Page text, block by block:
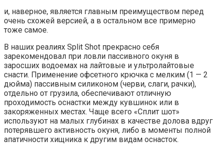
и, наверное, является главным преимуществом перед
очень схожей версией, а в остальном все примерно
тоже самое.
В наших реалиях Split Shot прекрасно себя
зарекомендовал при ловли пассивного окуня в
заросших водоемах на лайтовые и ультролайтовые
снасти. Применение офсетного крючка с мелким (1 — 2
дюйма) пассивным силиконом (черви, слаги, рачки),
отдельно от грузила, обеспечивают отличную
проходимость оснастки между кувшинок или в
закоряженных местах. Чаще всего «Сплит шот»
используют на малых глубинах в качестве долова вдруг
потерявшего активность окуня, либо в моменты полной
апатичности хищника к другим видам оснасток.